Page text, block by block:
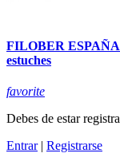
FILOBER ESPAÑA
estuches
favorite
Debes de estar
Entrar| Registrarse